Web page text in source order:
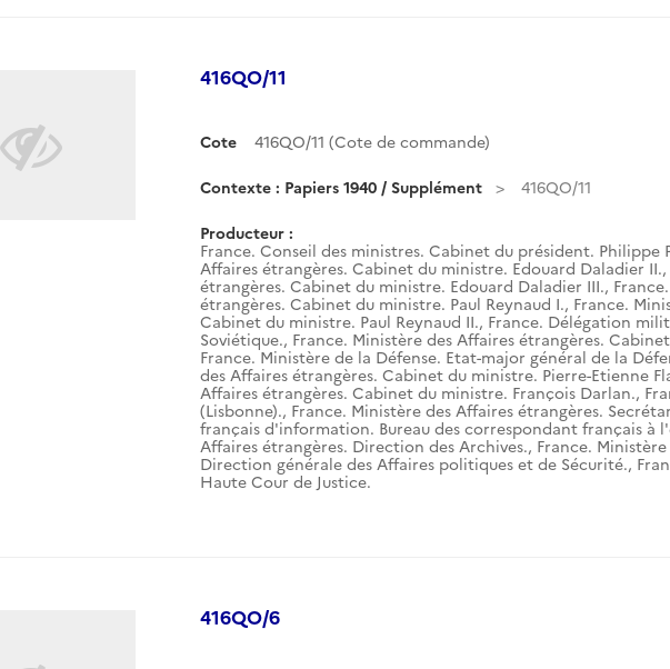
416QO/11
Cote 416QO/11 (Cote de commande)
Contexte : Papiers 1940 / Supplément 416QO/11
Producteur :
France. Conseil des ministres. Cabinet du président. Philippe
Affaires étrangères. Cabinet du ministre. Edouard Daladier II.,
étrangères. Cabinet du ministre. Edouard Daladier III.,
étrangères. Cabinet du ministre. Paul Reynaud I., France.
Cabinet du ministre. Paul Reynaud II., France. Délégation
Soviétique., France. Ministère des Affaires étrangères.
France. Ministère de la Défense. Etat-major général de la
des Affaires étrangères. Cabinet du ministre. Pierre-Etienne
Affaires étrangères. Cabinet du ministre. François Darlan.,
(Lisbonne)., France. Ministère des Affaires étrangères.
français d'information. Bureau des correspondant français à
Affaires étrangères. Direction des Archives., France.
Direction générale des Affaires politiques et de Sécurité.,
Haute Cour de Justice.
416QO/6